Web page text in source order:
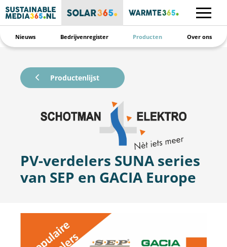
Nieuws Bedrijvenregister Producten Over ons
Productenlijst
PV-verdelers SUNA series
van SEP en GACIA Europe